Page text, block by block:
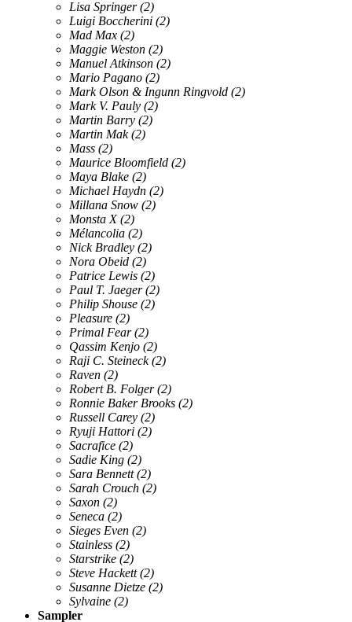
Lisa Springer (2)
Luigi Boccherini (2)
Mad Max (2)
Maggie Weston (2)
Manuel Atkinson (2)
Mario Pagano (2)
Mark Olson & Ingunn Ringvold (2)
Mark V. Pauly (2)
Martin Barry (2)
Martin Mak (2)
Mass (2)
Maurice Bloomfield (2)
Maya Blake (2)
Michael Haydn (2)
Millana Snow (2)
Monsta X (2)
Mélancolia (2)
Nick Bradley (2)
Nora Obeid (2)
Patrice Lewis (2)
Paul T. Jaeger (2)
Philip Shouse (2)
Pleasure (2)
Primal Fear (2)
Qassim Kenjo (2)
Raji C. Steineck (2)
Raven (2)
Robert B. Folger (2)
Ronnie Baker Brooks (2)
Russell Carey (2)
Ryuji Hattori (2)
Sacrafice (2)
Sadie King (2)
Sara Bennett (2)
Sarah Crouch (2)
Saxon (2)
Seneca (2)
Sieges Even (2)
Stainless (2)
Starstrike (2)
Steve Hackett(2)
Susanne Dietze (2)
Sylvaine (2)
Sampler